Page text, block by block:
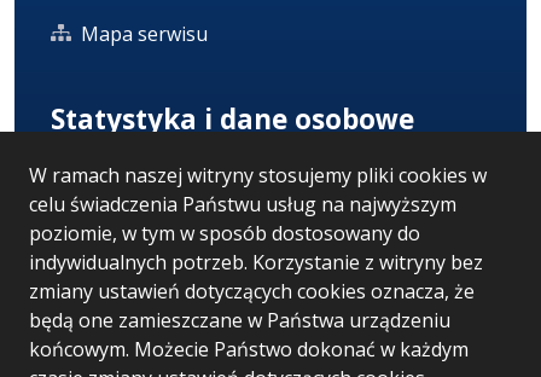
W ramach naszej witryny stosujemy pliki cookies w
celu świadczenia Państwu usług na najwyższym
poziomie, w tym w sposób dostosowany do
indywidualnych potrzeb. Korzystanie z witryny bez
zmiany ustawień dotyczących cookies oznacza, że
będą one zamieszczane w Państwa urządzeniu
końcowym. Możecie Państwo dokonać w każdym
Mapa serwisu
Statystyka i dane osobowe
Statystyki oglądalności
Ostatnio dodane
Polityka prywatności